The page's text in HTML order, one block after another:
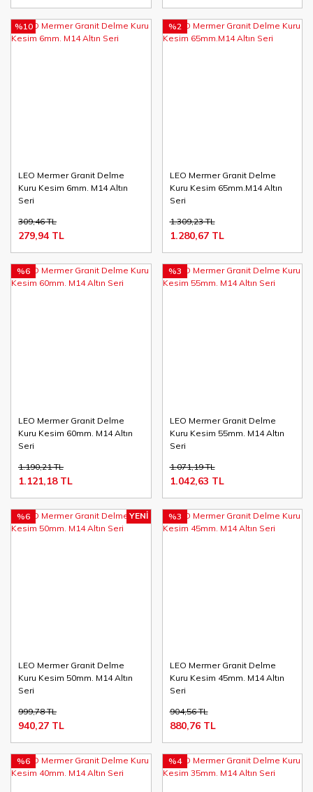
LEO Mermer Granit Delme
Kuru Kesim 6mm. M14 Altın
Seri
%10
309,46 TL
279,94 TL
LEO Mermer Granit Delme
Kuru Kesim 65mm.M14 Altın
Seri
%2
1.309,23 TL
1.280,67 TL
LEO Mermer Granit Delme
Kuru Kesim 60mm. M14 Altın
Seri
%6
1.190,21 TL
1.121,18 TL
LEO Mermer Granit Delme
Kuru Kesim 55mm. M14 Altın
Seri
%3
1.071,19 TL
1.042,63 TL
YENİ
LEO Mermer Granit Delme
Kuru Kesim 50mm. M14 Altın
Seri
%6
999,78 TL
940,27 TL
LEO Mermer Granit Delme
Kuru Kesim 45mm. M14 Altın
Seri
%3
904,56 TL
880,76 TL
%6 %4